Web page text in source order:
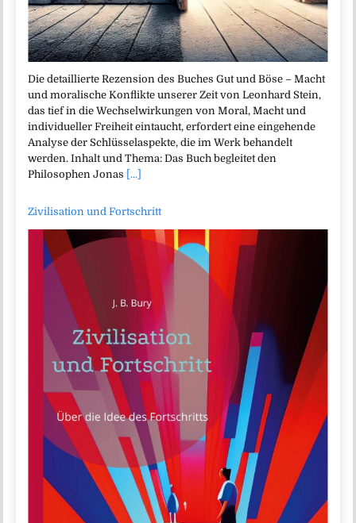
Die detaillierte Rezension des Buches Gut und Böse – Macht
und moralische Konflikte unserer Zeit von Leonhard Stein,
das tief in die Wechselwirkungen von Moral, Macht und
individueller Freiheit eintaucht, erfordert eine eingehende
Analyse der Schlüsselaspekte, die im Werk behandelt
werden. Inhalt und Thema: Das Buch begleitet den
Philosophen Jonas [...]
Zivilisation und Fortschritt